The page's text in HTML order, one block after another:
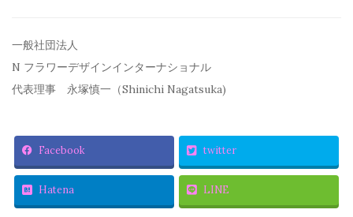
一般社団法人
N フラワーデザインインターナショナル
代表理事 永塚慎一（Shinichi Nagatsuka)
Facebook twitter
Hatena LINE